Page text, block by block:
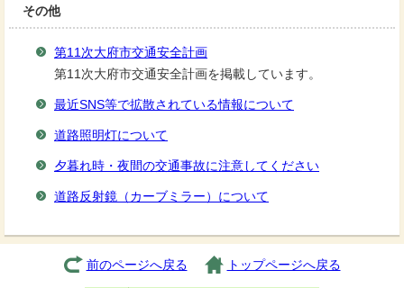
その他
第11次大府市交通安全計画
第11次大府市交通安全計画を掲載しています。
最近SNS等で拡散されている情報について
道路照明灯について
夕暮れ時・夜間の交通事故に注意してください
道路反射鏡（カーブミラー）について
前のページへ戻る トップページへ戻る